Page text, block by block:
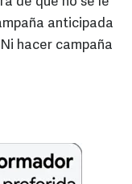
anticipada
hacer campaña